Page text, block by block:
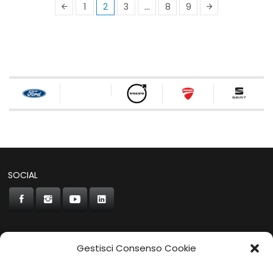
Gestisci Consenso Cookie
1 2 3 … 8 9
SOCIAL